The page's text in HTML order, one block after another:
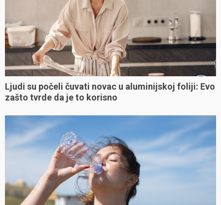
Ljudi su počeli čuvati novac u aluminijskoj foliji: Evo
zašto tvrde da je to korisno